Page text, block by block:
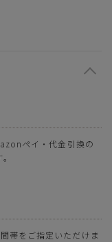
ペイ・代金引換の
帯をご指定いただけま